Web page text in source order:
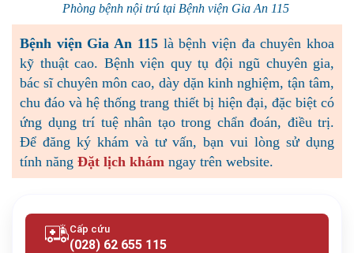
Phòng bệnh nội trú tại Bệnh viện Gia An 115
Bệnh viện Gia An 115 là bệnh viện đa chuyên khoa
kỹ thuật cao. Bệnh viện quy tụ đội ngũ chuyên gia,
bác sĩ chuyên môn cao, dày dặn kinh nghiệm, tận tâm,
chu đáo và hệ thống trang thiết bị hiện đại, đặc biệt có
ứng dụng trí tuệ nhân tạo trong chẩn đoán, điều trị.
Để đăng ký khám và tư vấn, bạn vui lòng sử dụng
tính năng Đặt lịch khám ngay trên website.
Cấp cứu
(028) 62 655 115